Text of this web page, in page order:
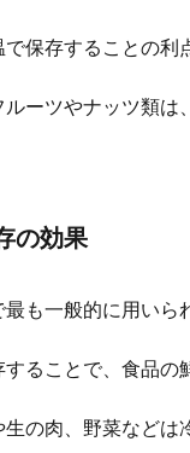
保存することの利
ーツやナッツ類は
の効果
も一般的に用いら
ることで、食品の
の肉、野菜などは